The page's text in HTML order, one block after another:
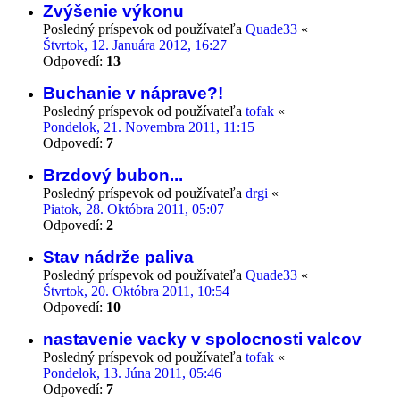
Zvýšenie výkonu
Posledný príspevok od používateľa Quade33 «
Štvrtok, 12. Januára 2012, 16:27
Odpovedí: 13
Buchanie v náprave?!
Posledný príspevok od používateľa tofak «
Pondelok, 21. Novembra 2011, 11:15
Odpovedí: 7
Brzdový bubon...
Posledný príspevok od používateľa drgi «
Piatok, 28. Októbra 2011, 05:07
Odpovedí: 2
Stav nádrže paliva
Posledný príspevok od používateľa Quade33 «
Štvrtok, 20. Októbra 2011, 10:54
Odpovedí: 10
nastavenie vacky v spolocnosti valcov
Posledný príspevok od používateľa tofak «
Pondelok, 13. Júna 2011, 05:46
Odpovedí: 7